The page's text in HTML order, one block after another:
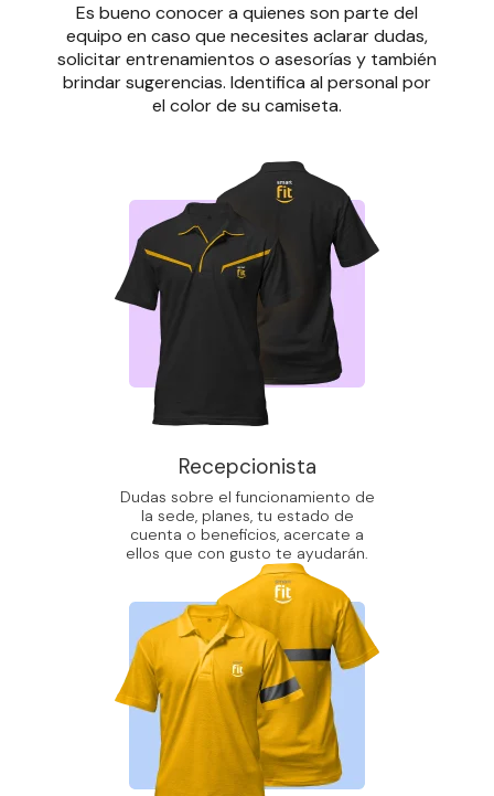
Es bueno conocer a quienes son parte del
equipo en caso que necesites aclarar dudas,
solicitar entrenamientos o asesorías y también
brindar sugerencias. Identifica al personal por
el color de su camiseta.
Recepcionista
Dudas sobre el funcionamiento de
la sede, planes, tu estado de
cuenta o beneficios, acercate a
ellos que con gusto te ayudarán.